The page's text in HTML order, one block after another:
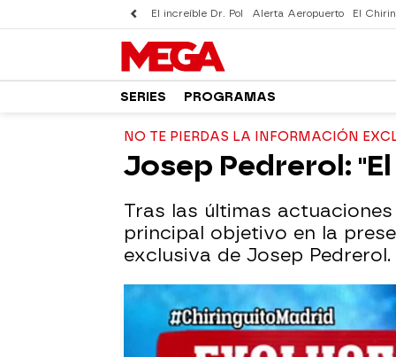
El increíble Dr. Pol Alerta Aeropuerto El
SERIES PROGRAMAS
NO TE PIERDAS LA INFORMACIÓN
Josep Pedrerol:
Tras las últimas
principal objetivo en la
exclusiva de Josep Pedrerol.